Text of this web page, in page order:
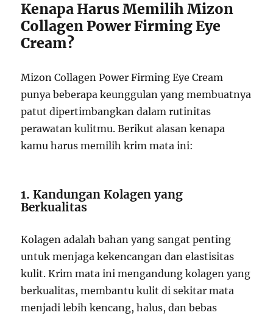
Kenapa Harus Memilih Mizon
Collagen Power Firming Eye
Cream?
Mizon Collagen Power Firming Eye Cream
punya beberapa keunggulan yang membuatnya
patut dipertimbangkan dalam rutinitas
perawatan kulitmu. Berikut alasan kenapa
kamu harus memilih krim mata ini:
1.Kandungan Kolagen yang
Berkualitas
Kolagen adalah bahan yang sangat penting
untuk menjaga kekencangan dan elastisitas
kulit. Krim mata ini mengandung kolagen yang
berkualitas, membantu kulit di sekitar mata
menjadi lebih kencang, halus, dan bebas